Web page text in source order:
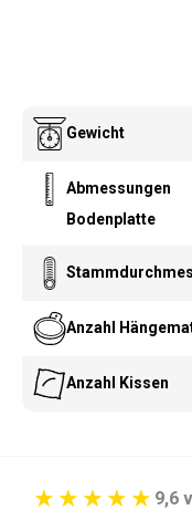
Gewicht
Abmessungen
Bodenplatte
Anzahl
Anzahl Kissen
9,6